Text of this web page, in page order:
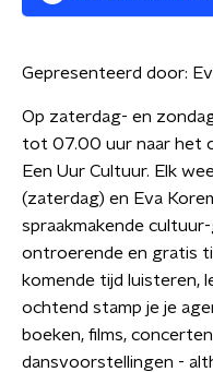
Gepresenteerd door:
Op zaterdag- en
tot 07.00 uur naar het
Een Uur Cultuur. Elk
(zaterdag) en Eva
spraakmakende
ontroerende en gratis
komende tijd luisteren,
ochtend stamp je je
boeken, films,
dansvoorstellingen -